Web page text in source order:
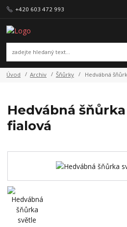
+420 603 472 993
Úvod Archiv Šňůrky Hedvábná
Hedvábná
fialová